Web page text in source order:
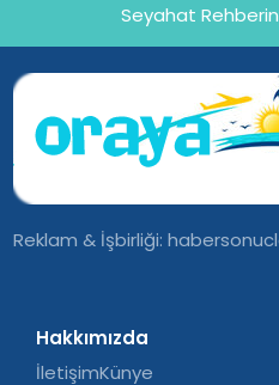
Seyahat
Reklam & İşbirliği:
Hakkımızda
İletişimKünye